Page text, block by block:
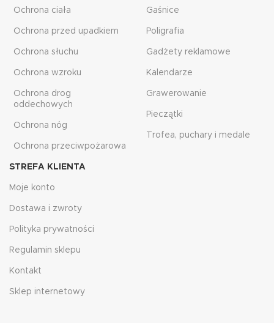
Ochrona ciała
Ochrona przed upadkiem
Ochrona słuchu
Ochrona wzroku
Ochrona drog
oddechowych
Ochrona nóg
Ochrona przeciwpożarowa
Gaśnice
Poligrafia
Gadżety reklamowe
Kalendarze
Grawerowanie
Pieczątki
Trofea, puchary i medale
STREFA KLIENTA
Moje konto
Dostawa i zwroty
Polityka prywatności
Regulamin sklepu
Kontakt
Sklep internetowy